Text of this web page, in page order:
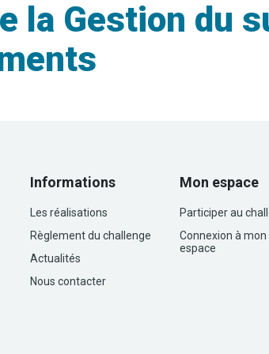
la Gestion du
Informations
Les réalisations
Règlement du challenge
Actualités
Nous contacter
Mon espace
Participer au
Connexion à mon
espace